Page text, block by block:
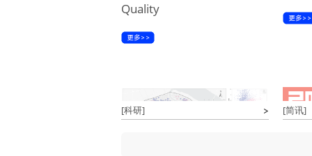
Quality
[科研] [简讯]